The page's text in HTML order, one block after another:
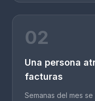
02
Una persona
facturas
Semanas del mes